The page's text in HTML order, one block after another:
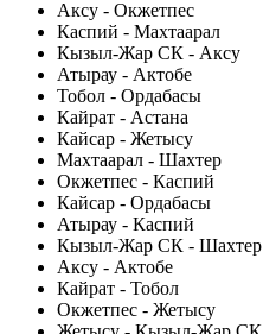
Аксу - Окжетпес
Каспий - Махтаарал
Кызыл-Жар СК - Аксу
Атырау - Актобе
Тобол - Ордабасы
Кайрат - Астана
Кайсар - Жетысу
Махтаарал - Шахтер
Окжетпес - Каспий
Кайсар - Ордабасы
Атырау - Каспий
Кызыл-Жар СК - Шахтер
Аксу - Актобе
Кайрат - Тобол
Окжетпес - Жетысу